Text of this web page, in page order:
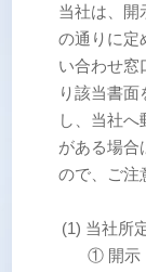
当社は、開
の通りに定
い合わせ窓
り該当書面
し、当社
がある場合
ので、ご注
(1) 当社所
① 開示